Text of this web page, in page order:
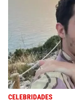
CELEBRIDADES